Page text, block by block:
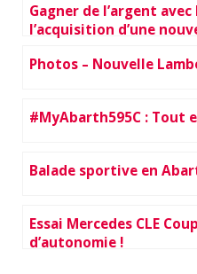
Gagner de l’argent
l’acquisition d’une
Photos – Nouvelle
#MyAbarth595C : Tout
Balade sportive en
Essai Mercedes CLE
d’autonomie !